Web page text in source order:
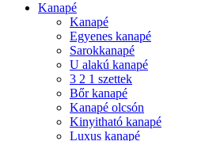
Kanapé
Kanapé
Egyenes kanapé
Sarokkanapé
U alakú kanapé
3 2 1 szettek
Bőr kanapé
Kanapé olcsón
Kinyitható kanapé
Luxus kanapé